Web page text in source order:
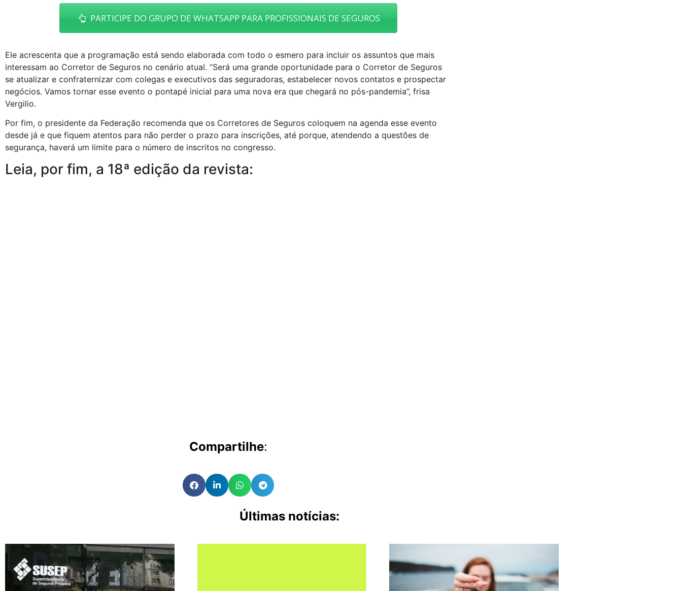
PARTICIPE DO GRUPO DE WHATSAPP PARA PROFISSIONAIS DE SEGUROS
Ele acrescenta que a programação está sendo elaborada com todo o esmero para incluir os assuntos que mais
interessam ao Corretor de Seguros no cenário atual. “Será uma grande oportunidade para o Corretor de Seguros
se atualizar e confraternizar com colegas e executivos das seguradoras, estabelecer novos contatos e prospectar
negócios. Vamos tornar esse evento o pontapé inicial para uma nova era que chegará no pós-pandemia”, frisa
Vergilio.
Por fim, o presidente da Federação recomenda que os Corretores de Seguros coloquem na agenda esse evento
desde já e que fiquem atentos para não perder o prazo para inscrições, até porque, atendendo a questões de
segurança, haverá um limite para o número de inscritos no congresso.
Leia, por fim, a 18ª edição da revista:
Compartilhe:
Últimas notícias: